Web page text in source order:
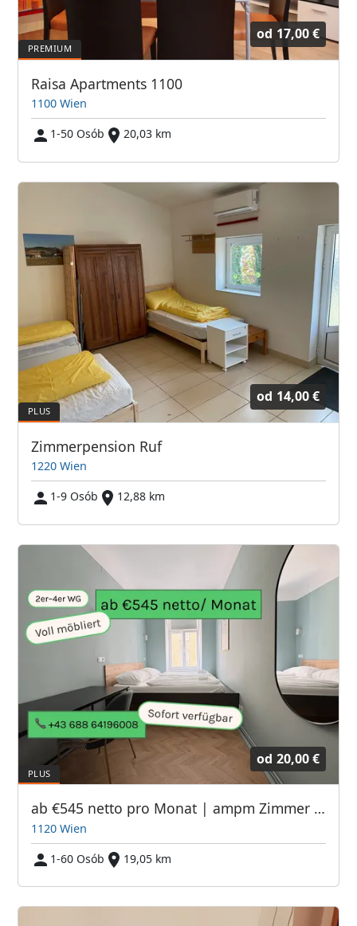
od 17,00 €
Raisa Apartments 1100
1100 Wien
1-50 Osób
20,03 km
od 14,00 €
Zimmerpension Ruf
1220 Wien
1-9 Osób
12,88 km
od 20,00 €
ab €545 netto pro Monat | ampm Zimmer 1120 Wien
1120 Wien
1-60 Osób
19,05 km